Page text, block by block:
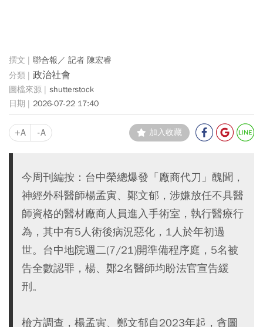
聯合報／ 記者 陳宏睿
政治社會
shutterstock
2026-07-22 17:40
+A -A 加入收藏
今周刊編按：台中榮總爆發「廠商代刀」醜聞，
神經外科醫師楊孟寅、鄭文郁，涉嫌放任不具醫
師資格的醫材廠商人員進入手術室，執行醫療行
為，其中有5人術後病況惡化，1人於年初過
世。台中地院週二(7/21)開準備程序庭，5名被
告全數認罪，楊、鄭2名醫師均盼法官宣告緩
刑。
檢方調查，楊孟寅、鄭文郁自2023年起，貪圖